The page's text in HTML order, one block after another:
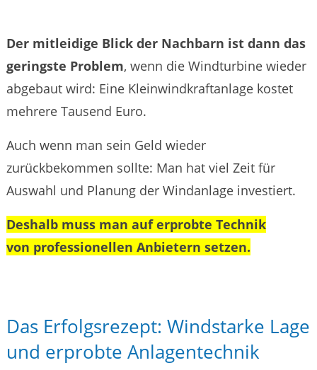
Der mitleidige Blick der Nachbarn ist dann das
geringste Problem, wenn die Windturbine wieder
abgebaut wird: Eine Kleinwindkraftanlage kostet
mehrere Tausend Euro.
Auch wenn man sein Geld wieder
zurückbekommen sollte: Man hat viel Zeit für
Auswahl und Planung der Windanlage investiert.
Deshalb muss man auf erprobte Technik
von professionellen Anbietern setzen.
Das Erfolgsrezept: Windstarke Lage
und erprobte Anlagentechnik